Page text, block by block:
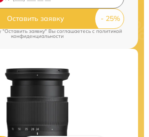
Оставить заявку
заявку" Вы соглашаетесь cполитикой
конфиденциальности